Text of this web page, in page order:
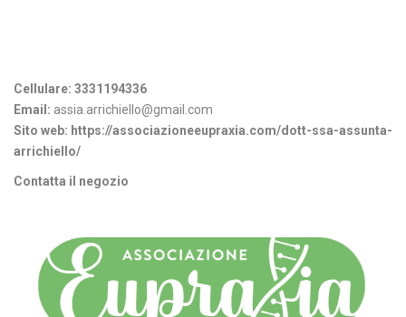
Cellulare: 3331194336
Email: assia.arrichiello@gmail.com
Sito web: https://associazioneeupraxia.com/dott-ssa-assunta-
arrichiello/
Contatta il negozio